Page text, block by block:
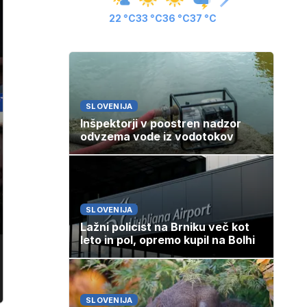
22 °C33 °C36 °C37 °C
SLOVENIJA
Inšpektorji v poostren nadzor
odvzema vode iz vodotokov
SLOVENIJA
Lažni policist na Brniku več kot
leto in pol, opremo kupil na Bolhi
SLOVENIJA